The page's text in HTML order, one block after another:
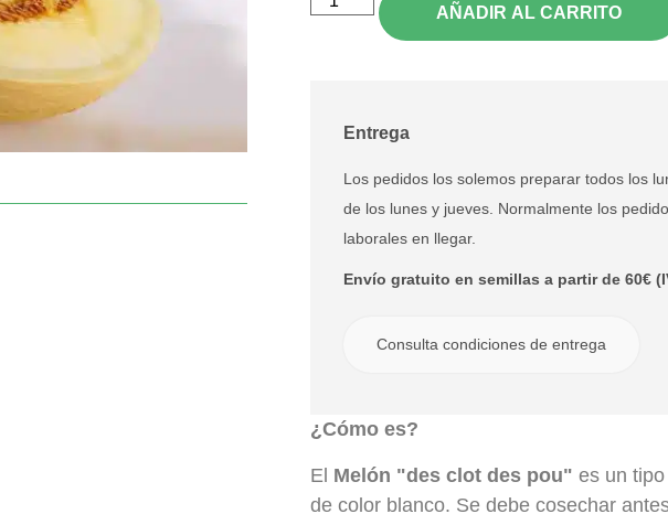
AÑADIR AL CARRITO
Entrega
Los pedidos los solemos preparar todos los
de los lunes y jueves. Normalmente los
laborales en llegar.
Envío gratuito en semillas a partir de 60€
Consulta condiciones de entrega
¿Cómo es?
El Melón "des clot des pou" es un
de color blanco. Se debe cosechar